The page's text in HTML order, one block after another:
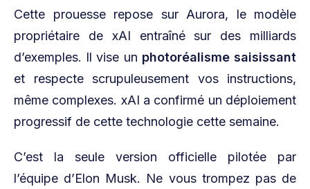
Cette prouesse repose sur Aurora, le modèle
propriétaire de xAI entraîné sur des milliards
d’exemples. Il vise un photoréalisme saisissant
et respecte scrupuleusement vos instructions,
même complexes. xAI a confirmé un déploiement
progressif de cette technologie cette semaine.
C’est la seule version officielle pilotée par
l’équipe d’Elon Musk. Ne vous trompez pas de